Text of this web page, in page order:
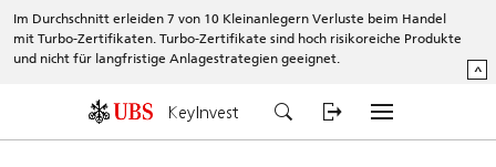
Im Durchschnitt erleiden 7 von 10 Kleinanlegern Verluste beim Handel
mit Turbo-Zertifikaten. Turbo-Zertifikate sind hoch risikoreiche Produkte
und nicht für langfristige Anlagestrategien geeignet.
^
KeyInvest